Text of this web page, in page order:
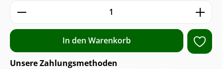
Produkt Anzahl: Gib den
In den Warenkorb
Unsere Zahlungsmethoden